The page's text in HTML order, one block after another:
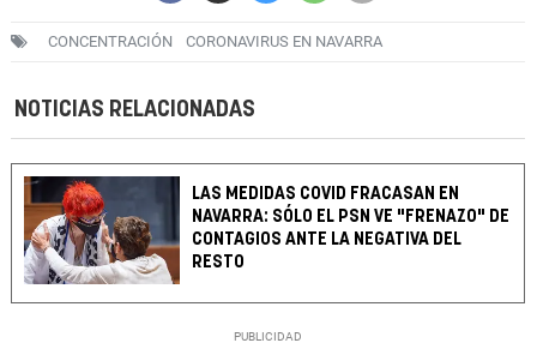
CONCENTRACIÓN CORONAVIRUS EN NAVARRA
NOTICIAS RELACIONADAS
LAS MEDIDAS COVID FRACASAN EN
NAVARRA: SÓLO EL PSN VE "FRENAZO" DE
CONTAGIOS ANTE LA NEGATIVA DEL
RESTO